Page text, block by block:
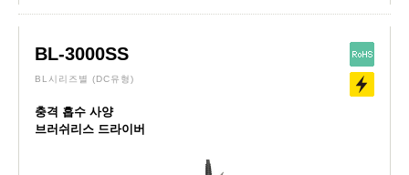
BL-3000SS
BL시리즈별 (DC유형)
충격 흡수 사양
브러쉬리스 드라이버